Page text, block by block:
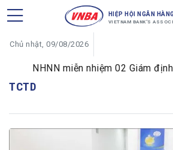
HIỆP HỘI NGÂN
VIETNAM BANK'S
Chủ nhật, 09/08/2026
NHNN miễn nhiệm 02 Giám
TCTD